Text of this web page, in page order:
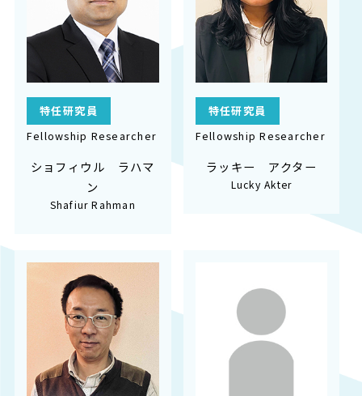
特任研究員
Fellowship Researcher
ショフィウル ラハマ
ン
Shafiur Rahman
特任研究員
Fellowship Researcher
ラッキー アクター
Lucky Akter